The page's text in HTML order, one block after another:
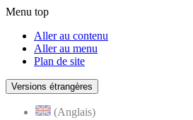
Menu top
Aller au contenu
Aller au menu
Plan de site
Versions étrangères
(Anglais)